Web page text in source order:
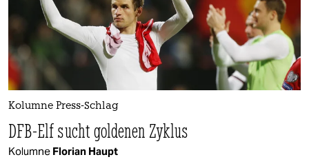
Kolumne Press-Schlag
DFB-Elf sucht goldenen Zyklus
Kolumne Florian Haupt